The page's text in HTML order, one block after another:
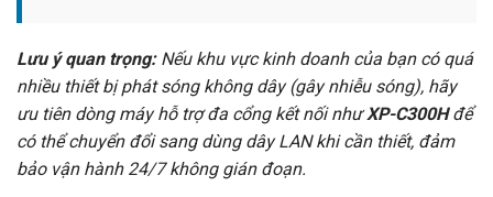
Lưu ý quan trọng:Nếu khu vực kinh doanh của bạn có quá
nhiều thiết bị phát sóng không dây (gây nhiễu sóng), hãy
ưu tiên dòng máy hỗ trợ đa cổng kết nối nhưXP-C300Hđể
có thể chuyển đổi sang dùng dây LAN khi cần thiết, đảm
bảo vận hành 24/7 không gián đoạn.